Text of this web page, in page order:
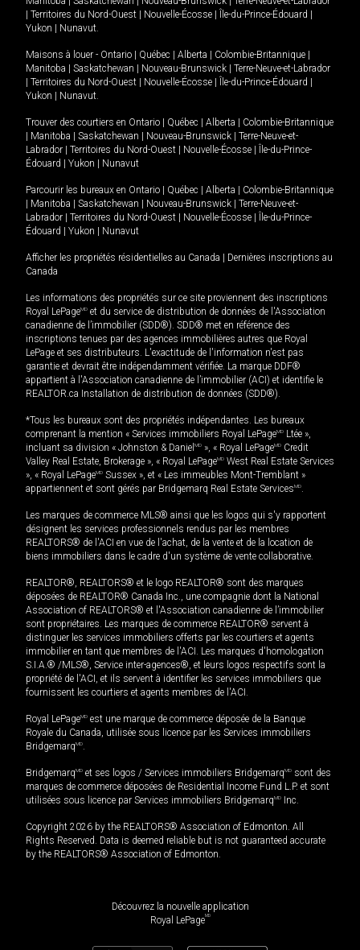
Territoires du Nord-Ouest Nouvelle-Écosse Île-du-Prince-Édouard
Yukon
Nunavut.
Maisons à louer - Ontario Québec Alberta Colombie-Britannique
Manitoba
Saskatchewan Nouveau-Brunswick
Terre-Neuve-et-Labrador
Territoires du Nord-Ouest Nouvelle-Écosse Île-du-Prince-Édouard
Yukon
Nunavut.
Trouver des courtiers en Ontario Québec Alberta
Colombie-Britannique
Manitoba Saskatchewan Nouveau-Brunswick
Terre-Neuve-et-
Labrador
Territoires du Nord-Ouest Nouvelle-Écosse
Île-du-Prince-
Édouard
Yukon Nunavut
Parcourir les bureaux en Ontario Québec Alberta
Colombie-Britannique
Manitoba Saskatchewan Nouveau-Brunswick
Terre-Neuve-et-
Labrador
Territoires du Nord-Ouest Nouvelle-Écosse
Île-du-Prince-
Édouard
Yukon Nunavut
Afficher les propriétés résidentielles au Canada
Dernières inscriptions au
Canada
Les informations des propriétés sur ce site proviennent des inscriptions
Royal LePageMD et du service de distribution de données de l'Association
canadienne de l’immobilier (SDD®). SDD® met en référence des
inscriptions tenues par des agences immobilières autres que Royal
LePage et ses distributeurs. L'exactitude de l'information n'est pas
garantie et devrait être indépendamment vérifiée. La marque DDF®
appartient à l'Association canadienne de l’immobilier (ACI) et identifie le
REALTOR.ca Installation de distribution de données (SDD®).
*Tous les bureaux sont des propriétés indépendantes. Les bureaux
comprenant la mention « Services immobiliers Royal LePageMD Ltée »,
incluant sa division « Johnston & Daniel MD », « Royal LePageMD Credit
Valley Real Estate, Brokerage », « Royal LePageMD West Real Estate Services
», « Royal LePageMD Sussex », et « Les immeubles Mont-Tremblant »
appartiennent et sont gérés par Bridgemarq Real Estate ServicesMD.
Les marques de commerce MLS® ainsi que les logos qui s'y rapportent
désignent les services professionnels rendus par les membres
REALTORS® de l'ACI en vue de l'achat, de la vente et de la location de
biens immobiliers dans le cadre d'un système de vente collaborative.
REALTOR®, REALTORS® et le logo REALTOR® sont des marques
déposées de REALTOR® Canada Inc., une compagnie dont la National
Association of REALTORS® et l'Association canadienne de l’immobilier
sont propriétaires. Les marques de commerce REALTOR® servent à
distinguer les services immobiliers offerts par les courtiers et agents
immobilier en tant que membres de l'ACI. Les marques d'homologation
S.I.A.® /MLS®, Service inter-agences®, et leurs logos respectifs sont la
propriété de l'ACI, et ils servent à identifier les services immobiliers que
fournissent les courtiers et agents membres de l'ACI.
Royal LePageMD est une marque de commerce déposée de la Banque
Royale du Canada, utilisée sous licence par les Services immobiliers
BridgemarqMD.
BridgemarqMD et ses logos / Services immobiliers BridgemarqMD sont des
marques de commerce déposées de Residential Income Fund L.P. et sont
utilisées sous licence par Services immobiliers BridgemarqMD Inc.
Copyright 2026 by the REALTORS® Association of Edmonton. All
Rights Reserved. Data is deemed reliable but is not guaranteed accurate
by the REALTORS® Association of Edmonton.
Découvrez la nouvelle application
Royal LePageMD